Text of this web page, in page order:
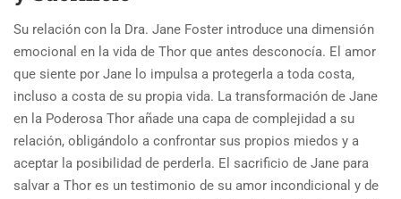
Su relación con la Dra. Jane Foster introduce una dimensión
emocional en la vida de Thor que antes desconocía. El amor
que siente por Jane lo impulsa a protegerla a toda costa,
incluso a costa de su propia vida. La transformación de Jane
en la Poderosa Thor añade una capa de complejidad a su
relación, obligándolo a confrontar sus propios miedos y a
aceptar la posibilidad de perderla. El sacrificio de Jane para
salvar a Thor es un testimonio de su amor incondicional y de